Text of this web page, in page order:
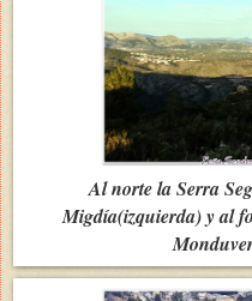
Al norte la Serra
Migdía(izquierda) y al